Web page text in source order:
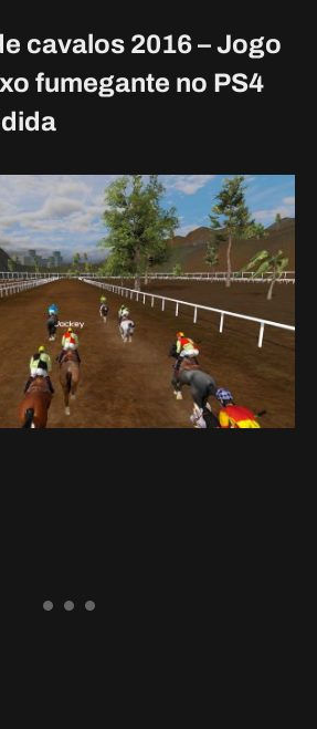
cavalos 2016 – Jogo
fumegante no PS4